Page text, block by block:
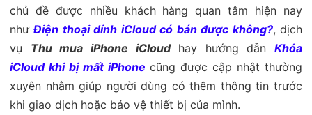
chủ đề được nhiều khách hàng quan tâm hiện nay
nhưĐiện thoại dính iCloud có bán được không?, dịch
vụ Thu mua iPhone iCloudhay hướng dẫn Khóa
iCloud khi bị mất iPhone cũng được cập nhật thường
xuyên nhằm giúp người dùng có thêm thông tin trước
khi giao dịch hoặc bảo vệ thiết bị của mình.